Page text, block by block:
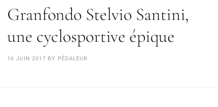
Granfondo Stelvio Santini,
une cyclosportive épique
16 JUIN 2017 BY PÉDALEUR